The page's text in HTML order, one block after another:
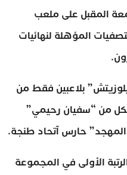
المقبل على ملعب
المؤهلة لنهائيات
بلاعبين فقط من
بكل من “سفيان رحيمي”
حارس آتحاد طنجة.
الأولى في المجموعة